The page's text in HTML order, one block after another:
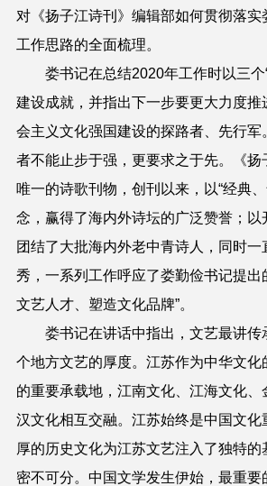
对《扬子江诗刊》编辑部如何贯彻落
工作思路的全面梳理。
娄书记在总结2020年工作时以三
建设成就，并指出下一步要更大力度
会主义文化强国建设的探路者、先行
者不能止步于强，更要求之于先。《
唯一的诗歌刊物，创刊以来，以“经典
念，赢得了海内外诗坛的广泛赞誉；
团结了大批海内外老中青诗人，同时
秀，一系列工作呼应了娄勤俭书记提出
文艺人才、塑造文化品牌”。
娄书记在讲话中指出，文艺最讲
个地方文艺的厚度。江苏作为中华文
的重要承载地，江南文化、江海文化
汉文化相互交融。江苏始终是中国文
厚的历史文化为江苏文艺注入了独特
密不可分。中国文学发生伊始，最重